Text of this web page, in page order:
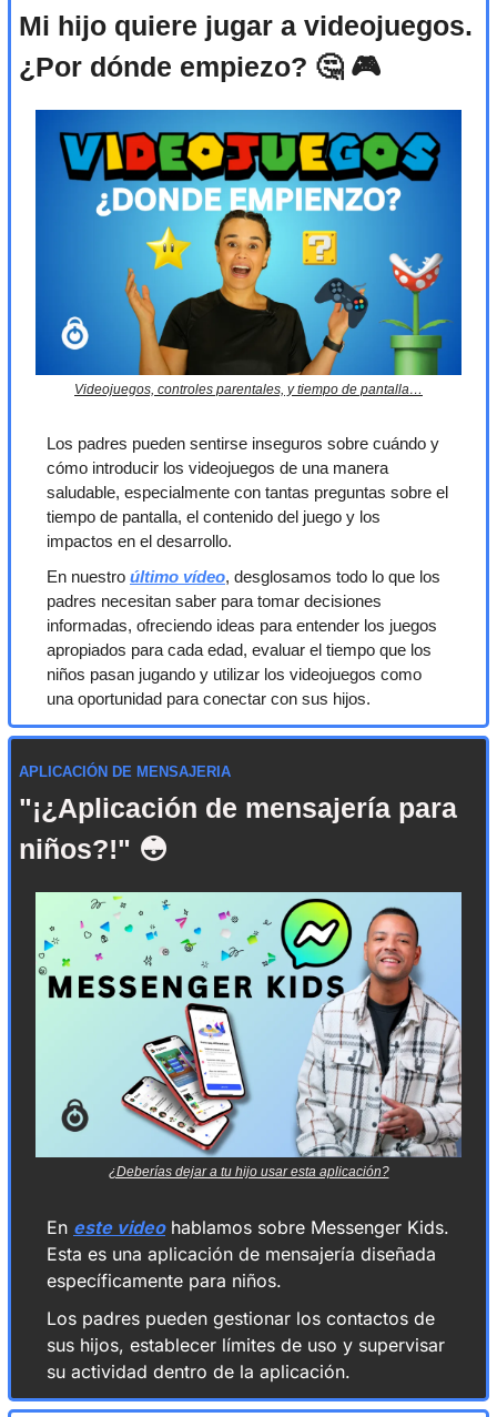
Mi hijo quiere jugar a videojuegos.
¿Por dónde empiezo? 🤔 🎮
Videojuegos, controles parentales, y tiempo de pantalla…
Los padres pueden sentirse inseguros sobre cuándo y
cómo introducir los videojuegos de una manera
saludable, especialmente con tantas preguntas sobre el
tiempo de pantalla, el contenido del juego y los
impactos en el desarrollo.
En nuestro último vídeo, desglosamos todo lo que los
padres necesitan saber para tomar decisiones
informadas, ofreciendo ideas para entender los juegos
apropiados para cada edad, evaluar el tiempo que los
niños pasan jugando y utilizar los videojuegos como
una oportunidad para conectar con sus hijos.
APLICACIÓN DE MENSAJERIA
"¡¿Aplicación de mensajería para
niños?!" 😳
¿Deberías dejar a tu hijo usar esta aplicación?
En este video hablamos sobre Messenger Kids.
Esta es una aplicación de mensajería diseñada
específicamente para niños.
Los padres pueden gestionar los contactos de
sus hijos, establecer límites de uso y supervisar
su actividad dentro de la aplicación.